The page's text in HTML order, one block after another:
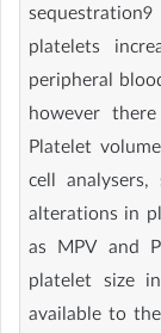
platelets
peripheral
however
Platelet
cell
alterations in
as MPV and
platelet size
available to